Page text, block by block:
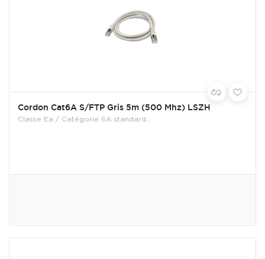
Cordon Cat6A S/FTP Gris 5m (500 Mhz) LSZH
Classe Ea / Catégorie 6A standard...